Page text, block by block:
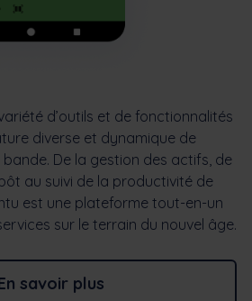
d’outils et de fonctionnalités
diverse et dynamique de
bande. De la gestion des actifs, de
au suivi de la productivité de
est une plateforme tout-en-un
sur le terrain du nouvel âge.
savoir plus